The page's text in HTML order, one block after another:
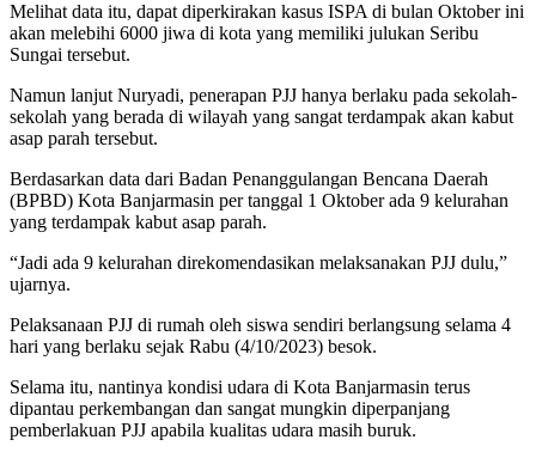
Melihat data itu, dapat diperkirakan kasus ISPA di bulan Oktober ini
akan melebihi 6000 jiwa di kota yang memiliki julukan Seribu
Sungai tersebut.
Namun lanjut Nuryadi, penerapan PJJ hanya berlaku pada sekolah-
sekolah yang berada di wilayah yang sangat terdampak akan kabut
asap parah tersebut.
Berdasarkan data dari Badan Penanggulangan Bencana Daerah
(BPBD) Kota Banjarmasin per tanggal 1 Oktober ada 9 kelurahan
yang terdampak kabut asap parah.
“Jadi ada 9 kelurahan direkomendasikan melaksanakan PJJ dulu,”
ujarnya.
Pelaksanaan PJJ di rumah oleh siswa sendiri berlangsung selama 4
hari yang berlaku sejak Rabu (4/10/2023) besok.
Selama itu, nantinya kondisi udara di Kota Banjarmasin terus
dipantau perkembangan dan sangat mungkin diperpanjang
pemberlakuan PJJ apabila kualitas udara masih buruk.